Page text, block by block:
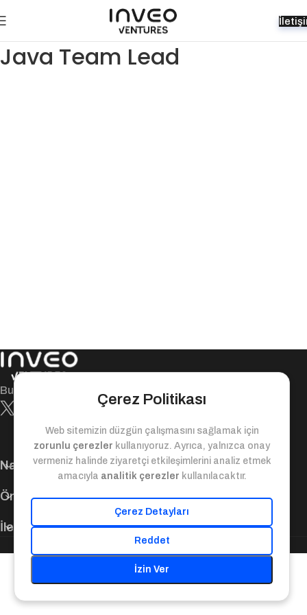
Java Team Lead
Bugün ile yarın arasındaki değer köprüsü!
Navigasyon
Önemli Bağlantılar
İletişim Bilgileri
© 2025. Inveo Ventures. Tüm Hakları Saklıdır.
Çerez Politikası
Web sitemizin düzgün çalışmasını sağlamak için
zorunlu çerezler kullanıyoruz. Ayrıca, yalnızca onay
vermeniz halinde ziyaretçi etkileşimlerini analiz etmek
amacıyla analitik çerezler kullanılacaktır.
Çerez Detayları
Reddet
İzin Ver